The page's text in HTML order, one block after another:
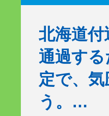
北海道
通過す
定で、
う。…